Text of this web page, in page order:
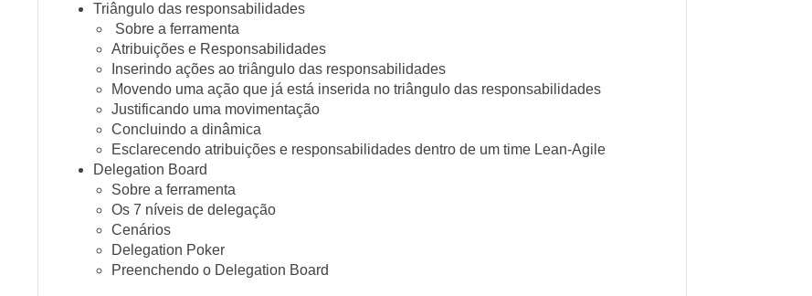
Triângulo das responsabilidades
Sobre a ferramenta
Atribuições e Responsabilidades
Inserindo ações ao triângulo das responsabilidades
Movendo uma ação que já está inserida no triângulo das responsabilidades
Justificando uma movimentação
Concluindo a dinâmica
Esclarecendo atribuições e responsabilidades dentro de um time Lean-Agile
Delegation Board
Sobre a ferramenta
Os 7 níveis de delegação
Cenários
Delegation Poker
Preenchendo o Delegation Board